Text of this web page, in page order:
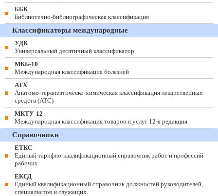
ББК
Библиотечно-библиографическая классификация
Классификаторы международные
УДК
Универсальный десятичный классификатор
МКБ-10
Международная классификация болезней
АТХ
Анатомо-терапевтическо-химическая классификация лекарственных
средств (ATC)
МКТУ-12
Международная классификация товаров и услуг 12-я редакция
Справочники
ЕТКС
Единый тарифно-квалификационный справочник работ и профессий
рабочих
ЕКСД
Единый квалификационный справочник должностей руководителей,
специалистов и служащих